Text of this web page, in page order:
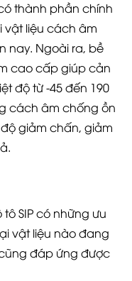
thành phần chính
vật liệu cách âm
nay. Ngoài ra, bề
cao cấp giúp cản
độ từ -45 đến 190
cách âm chống ồn
giảm chấn, giảm
SIP có những ưu
vật liệu nào đang
đáp ứng được